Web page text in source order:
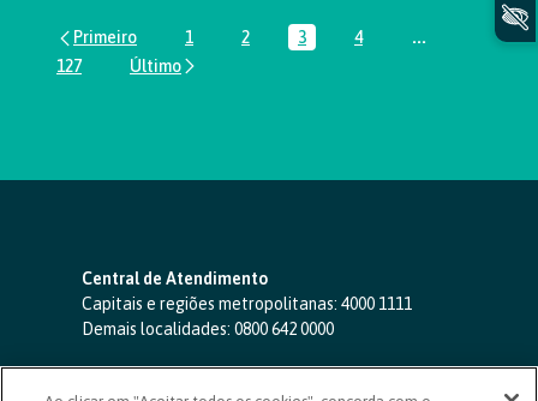
Página
1 Página
2 Página
3 Página
4 ...Páginas
Página
127
Central de Atendimento
Capitais e regiões metropolitanas: 4000 1111
Demais localidades: 0800 642 0000
SAC 24 horas-0800 724 4420